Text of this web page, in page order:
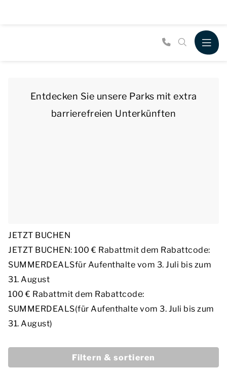
Entdecken Sie unsere Parks mit extra
barrierefreien Unterkünften
JETZT BUCHEN
JETZT BUCHEN: 100 € Rabattmit dem Rabattcode:
SUMMERDEALSfür Aufenthalte vom 3. Juli bis zum
31. August
100 € Rabattmit dem Rabattcode:
SUMMERDEALS(für Aufenthalte vom 3. Juli bis zum
31. August)
Filtern & sortieren